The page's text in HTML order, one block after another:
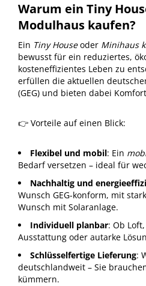
Warum ein Tiny
Modulhaus kaufen?
Ein Tiny Houseoder Minihaus
bewusst für ein reduziertes,
kosteneffizientes Leben zu
erfüllen die aktuellen
(GEG) und bieten dabei
👉 Vorteile auf einen Blick:
Flexibel und mobil: Ein
Bedarf versetzen – ideal für
Nachhaltig und
Wunsch GEG-konform, mit
Wunsch mit Solaranlage.
Individuell planbar: Ob
Ausstattung oder autarke
Schlüsselfertige Lieferung:
deutschlandweit – Sie
kümmern.